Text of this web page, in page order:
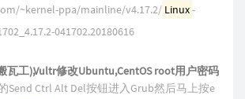
~kernel-ppa/mainline/v4.17.2/ Linux-
041702.20180616
瓦工),Vultr修改Ubuntu,CentOS root用户密码
Send Ctrl Alt Del按钮进入Grub然后马上按e